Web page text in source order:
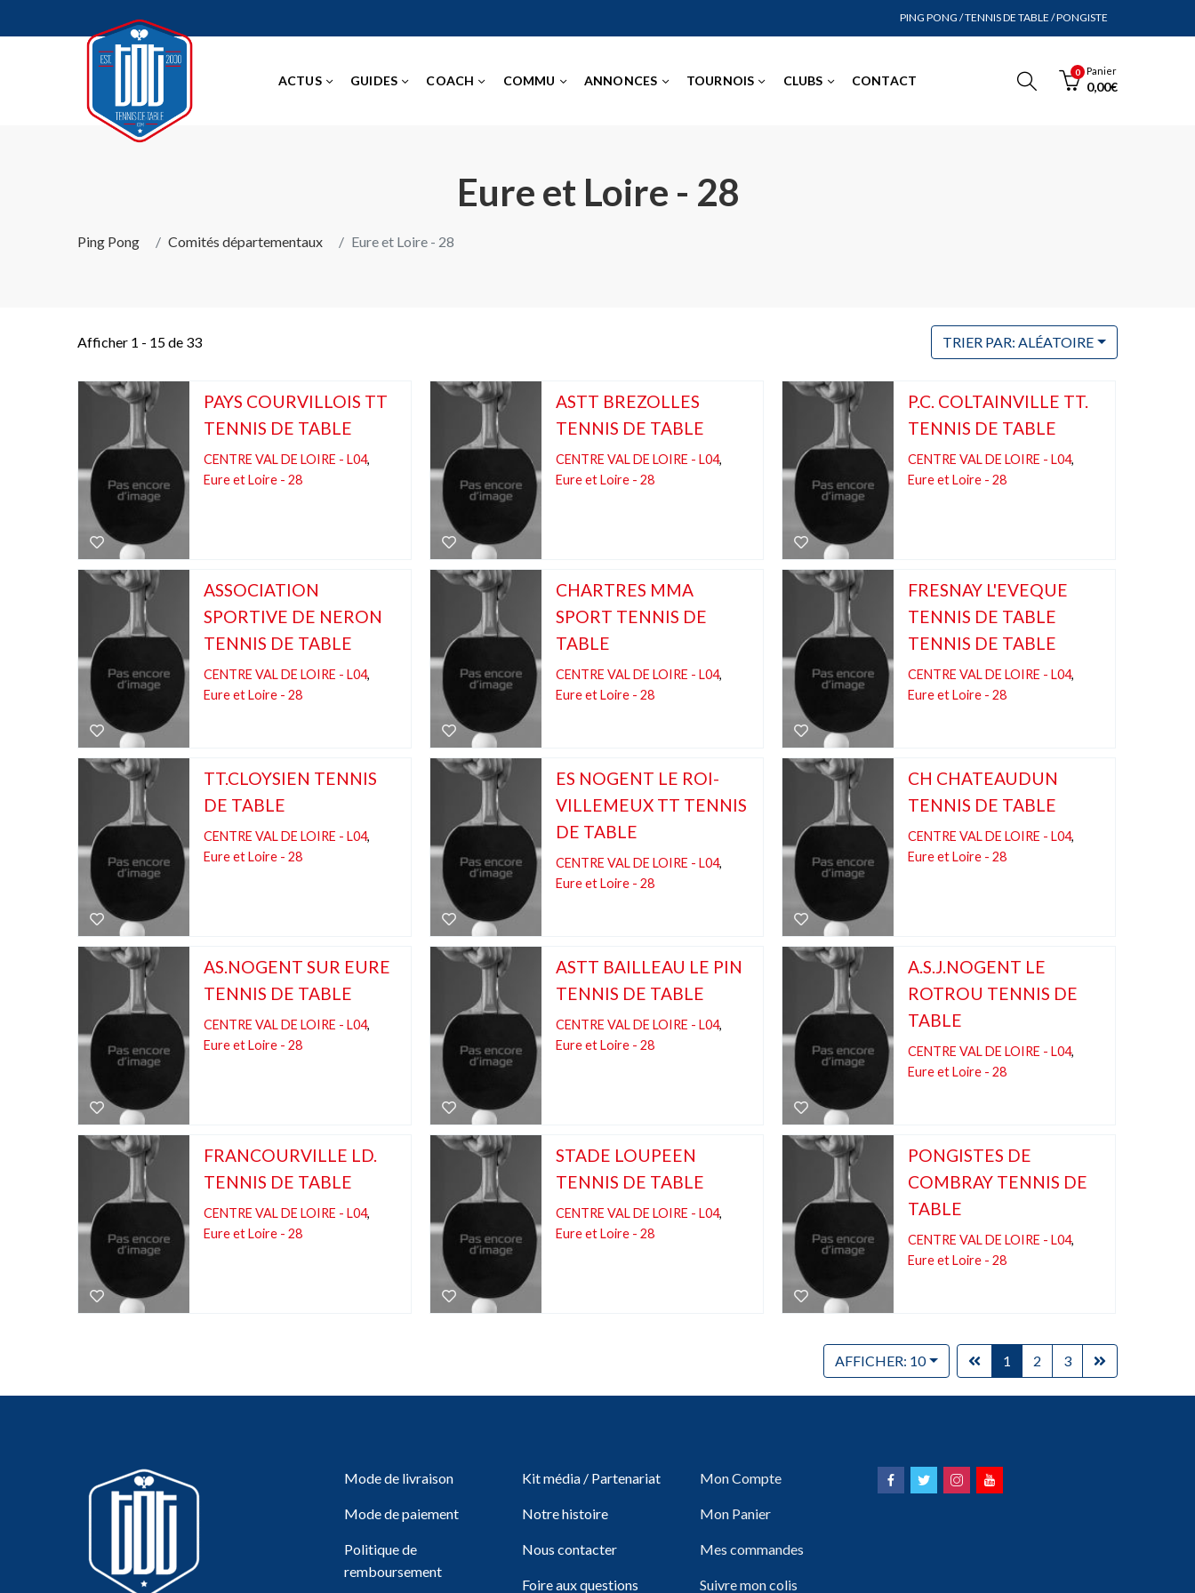
PING PONG / TENNIS DE TABLE / PONGISTE
ACTUS GUIDES COACH COMMU ANNONCES TOURNOIS CLUBS CONTACT
0 Panier
0,00€
Eure et Loire - 28
Ping Pong Comités départementaux Eure et Loire - 28
Afficher 1 - 15 de 33 TRIER PAR: ALÉATOIRE
PAYS COURVILLOIS TT
TENNIS DE TABLE
CENTRE VAL DE LOIRE - L04,
Eure et Loire - 28
ASTT BREZOLLES
TENNIS DE TABLE
CENTRE VAL DE LOIRE - L04,
Eure et Loire - 28
P.C. COLTAINVILLE TT.
TENNIS DE TABLE
CENTRE VAL DE LOIRE - L04,
Eure et Loire - 28
ASSOCIATION
SPORTIVE DE NERON
TENNIS DE TABLE
CENTRE VAL DE LOIRE - L04,
Eure et Loire - 28
CHARTRES MMA
SPORT TENNIS DE
TABLE
CENTRE VAL DE LOIRE - L04,
Eure et Loire - 28
FRESNAY L'EVEQUE
TENNIS DE TABLE
TENNIS DE TABLE
CENTRE VAL DE LOIRE - L04,
Eure et Loire - 28
TT.CLOYSIEN TENNIS
DE TABLE
CENTRE VAL DE LOIRE - L04,
Eure et Loire - 28
ES NOGENT LE ROI-
VILLEMEUX TT TENNIS
DE TABLE
CENTRE VAL DE LOIRE - L04,
Eure et Loire - 28
CH CHATEAUDUN
TENNIS DE TABLE
CENTRE VAL DE LOIRE - L04,
Eure et Loire - 28
AS.NOGENT SUR EURE
TENNIS DE TABLE
CENTRE VAL DE LOIRE - L04,
Eure et Loire - 28
ASTT BAILLEAU LE PIN
TENNIS DE TABLE
CENTRE VAL DE LOIRE - L04,
Eure et Loire - 28
A.S.J.NOGENT LE
ROTROU TENNIS DE
TABLE
CENTRE VAL DE LOIRE - L04,
Eure et Loire - 28
FRANCOURVILLE LD.
TENNIS DE TABLE
CENTRE VAL DE LOIRE - L04,
Eure et Loire - 28
STADE LOUPEEN
TENNIS DE TABLE
CENTRE VAL DE LOIRE - L04,
Eure et Loire - 28
PONGISTES DE
COMBRAY TENNIS DE
TABLE
CENTRE VAL DE LOIRE - L04,
Eure et Loire - 28
AFFICHER: 10 1 2 3
Mode de livraison
Mode de paiement
Politique de
remboursement
Kit média / Partenariat
Notre histoire
Nous contacter
Foire aux questions
Mon Compte
Mon Panier
Mes commandes
Suivre mon colis